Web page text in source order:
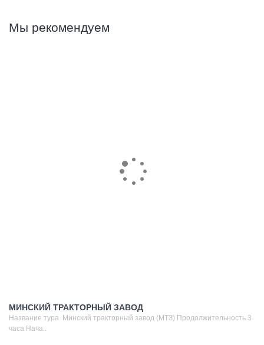
Мы рекомендуем
МИНСКИЙ ТРАКТОРНЫЙ ЗАВОД
Название тура Минский тракторный завод (МТЗ) Продолжительность 3
часа Нача..